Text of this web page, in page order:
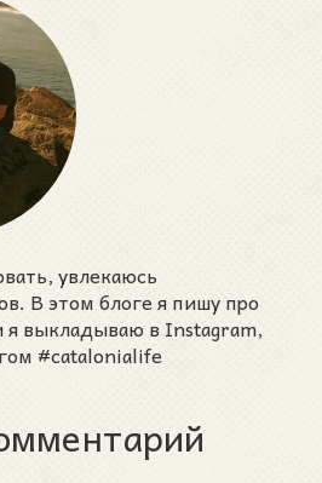
увлекаюсь
В этом блоге я пишу про
я выкладываю в Instagram,
#catalonialife